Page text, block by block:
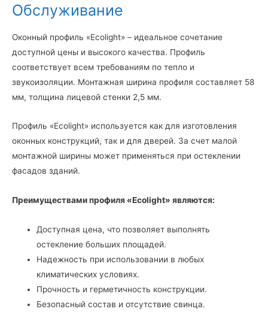
Обслуживание
Оконный профиль «Ecolight» – идеальное сочетание
доступной цены и высокого качества. Профиль
соответствует всем требованиям по тепло и
звукоизоляции. Монтажная ширина профиля составляет 58
мм, толщина лицевой стенки 2,5 мм.
Профиль «Ecolight» используется как для изготовления
оконных конструкций, так и для дверей. За счет малой
монтажной ширины может применяться при остеклении
фасадов зданий.
Преимуществами профиля «Ecolight» являются:
Доступная цена, что позволяет выполнять
остекление больших площадей.
Надежность при использовании в любых
климатических условиях.
Прочность и герметичность конструкции.
Безопасный состав и отсутствие свинца.